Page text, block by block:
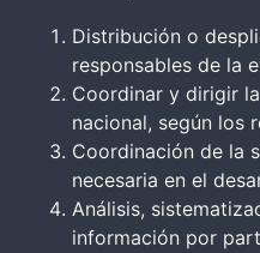
Distribución o
responsables de la
Coordinar y dirigir
nacional, según los
Coordinación de la
necesaria en el
Análisis,
información por